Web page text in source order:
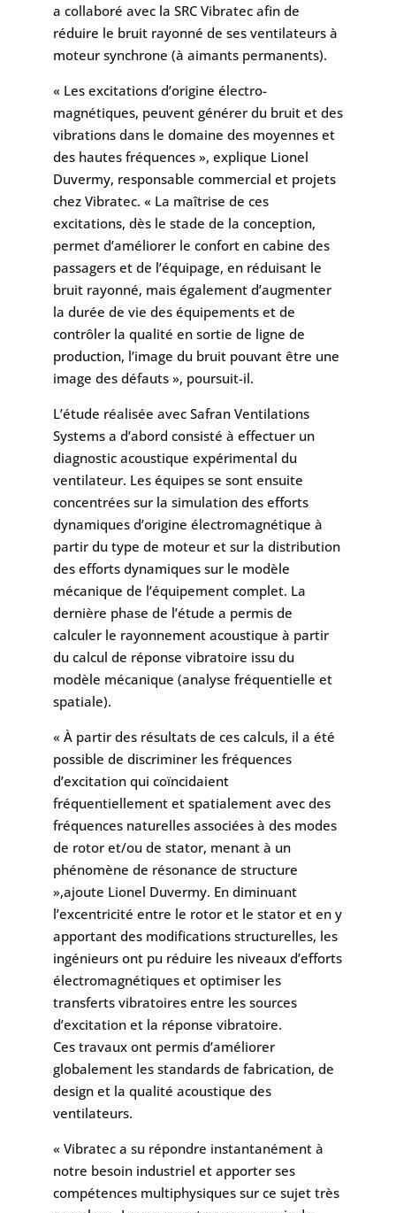
a collaboré avec la SRC Vibratec afin de
réduire le bruit rayonné de ses ventilateurs à
moteur synchrone (à aimants permanents).
« Les excitations d’origine électro-
magnétiques, peuvent générer du bruit et des
vibrations dans le domaine des moyennes et
des hautes fréquences », explique Lionel
Duvermy, responsable commercial et projets
chez Vibratec. « La maîtrise de ces
excitations, dès le stade de la conception,
permet d’améliorer le confort en cabine des
passagers et de l’équipage, en réduisant le
bruit rayonné, mais également d’augmenter
la durée de vie des équipements et de
contrôler la qualité en sortie de ligne de
production, l’image du bruit pouvant être une
image des défauts », poursuit-il.
L’étude réalisée avec Safran Ventilations
Systems a d’abord consisté à effectuer un
diagnostic acoustique expérimental du
ventilateur. Les équipes se sont ensuite
concentrées sur la simulation des efforts
dynamiques d’origine électromagnétique à
partir du type de moteur et sur la distribution
des efforts dynamiques sur le modèle
mécanique de l’équipement complet. La
dernière phase de l’étude a permis de
calculer le rayonnement acoustique à partir
du calcul de réponse vibratoire issu du
modèle mécanique (analyse fréquentielle et
spatiale).
« À partir des résultats de ces calculs, il a été
possible de discriminer les fréquences
d’excitation qui coïncidaient
fréquentiellement et spatialement avec des
fréquences naturelles associées à des modes
de rotor et/ou de stator, menant à un
phénomène de résonance de structure
»,ajoute Lionel Duvermy. En diminuant
l’excentricité entre le rotor et le stator et en y
apportant des modifications structurelles, les
ingénieurs ont pu réduire les niveaux d’efforts
électromagnétiques et optimiser les
transferts vibratoires entre les sources
d’excitation et la réponse vibratoire.
Ces travaux ont permis d’améliorer
globalement les standards de fabrication, de
design et la qualité acoustique des
ventilateurs.
« Vibratec a su répondre instantanément à
notre besoin industriel et apporter ses
compétences multiphysiques sur ce sujet très